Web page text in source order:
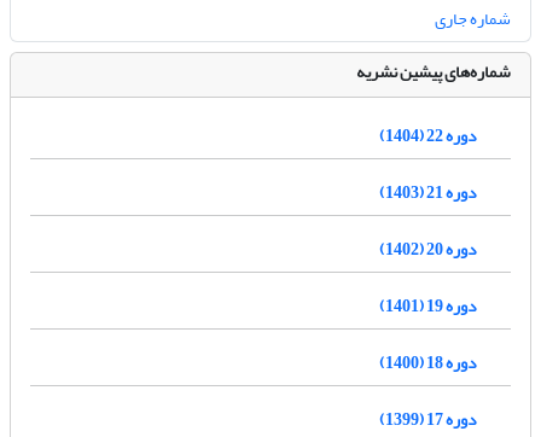
شماره جاری
شماره‌های پیشین نشریه
دوره 22 (1404)
دوره 21 (1403)
دوره 20 (1402)
دوره 19 (1401)
دوره 18 (1400)
دوره 17 (1399)